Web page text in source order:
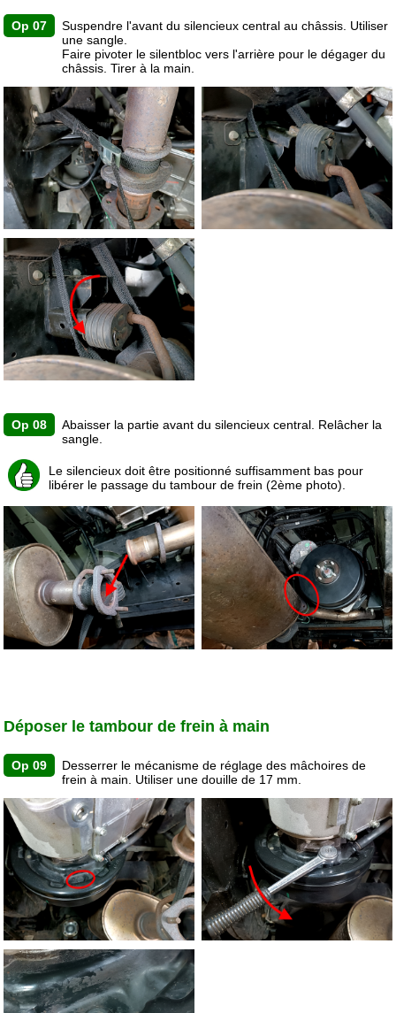
Op 07
Suspendre l'avant du silencieux central au châssis. Utiliser
une sangle.
Faire pivoter le silentbloc vers l'arrière pour le dégager du
châssis. Tirer à la main.
Op 08
Abaisser la partie avant du silencieux central. Relâcher la
sangle.
Le silencieux doit être positionné suffisamment bas pour
libérer le passage du tambour de frein (2ème photo).
Déposer le tambour de frein à main
Op 09
Desserrer le mécanisme de réglage des mâchoires de
frein à main. Utiliser une douille de 17 mm.